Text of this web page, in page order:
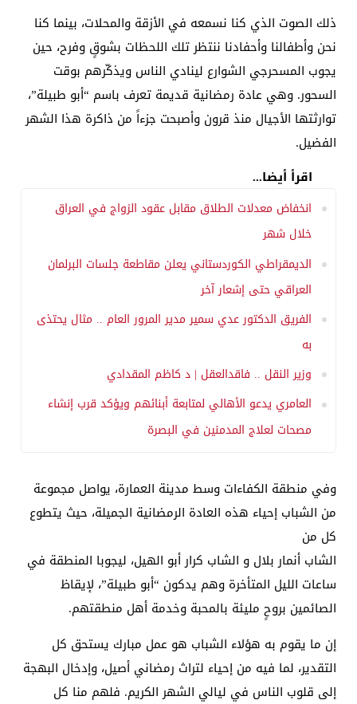
ذلك الصوت الذي كنا نسمعه في الأزقة والمحلات، بينما كنا
نحن وأطفالنا وأحفادنا ننتظر تلك اللحظات بشوقٍ وفرح، حين
يجوب المسحرجي الشوارع لينادي الناس ويذكّرهم بوقت
السحور. وهي عادة رمضانية قديمة تعرف باسم “أبو طبيلة”،
توارثتها الأجيال منذ قرون وأصبحت جزءاً من ذاكرة هذا الشهر
الفضيل.
اقرأ أيضا...
انخفاض معدلات الطلاق مقابل عقود الزواج في العراق
خلال شهر
الديمقراطي الكوردستاني يعلن مقاطعة جلسات البرلمان
العراقي حتى إشعار آخر
الفريق الدكتور عدي سمير مدير المرور العام .. مثال يحتذى
به
وزير النقل .. فاقدالعقل | د كاظم المقدادي
العامري يدعو الأهالي لمتابعة أبنائهم ويؤكد قرب إنشاء
مصحات لعلاج المدمنين في البصرة
وفي منطقة الكفاءات وسط مدينة العمارة، يواصل مجموعة
من الشباب إحياء هذه العادة الرمضانية الجميلة، حيث يتطوع
كل من
الشاب أنمار بلال و الشاب كرار أبو الهيل، ليجوبا المنطقة في
ساعات الليل المتأخرة وهم يدكون “أبو طبيلة”، لإيقاظ
الصائمين بروحٍ مليئة بالمحبة وخدمة أهل منطقتهم.
إن ما يقوم به هؤلاء الشباب هو عمل مبارك يستحق كل
التقدير، لما فيه من إحياء لتراث رمضاني أصيل، وإدخال البهجة
إلى قلوب الناس في ليالي الشهر الكريم. فلهم منا كل